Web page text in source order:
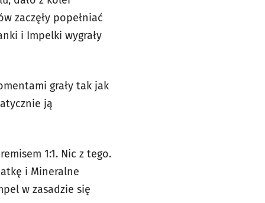
zaczęły popełniać
i Impelki wygrały
grały tak jak
ją
1:1. Nic z tego.
i Mineralne
w zasadzie się